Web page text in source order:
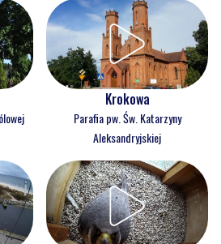
Krokowa
Parafia pw. Św. Katarzyny
Aleksandryjskiej